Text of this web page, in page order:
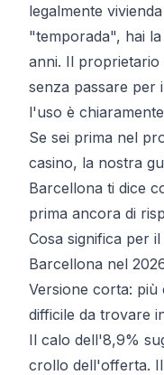
legalmente
"temporada", hai
anni. Il proprietario
senza passare
l'uso è
Se sei prima nel
casino, la nostra
Barcellona ti dice
prima ancora di
Cosa significa per
Barcellona nel
Versione corta:
difficile da trovare
Il calo dell'8,9%
crollo dell'offerta. Il